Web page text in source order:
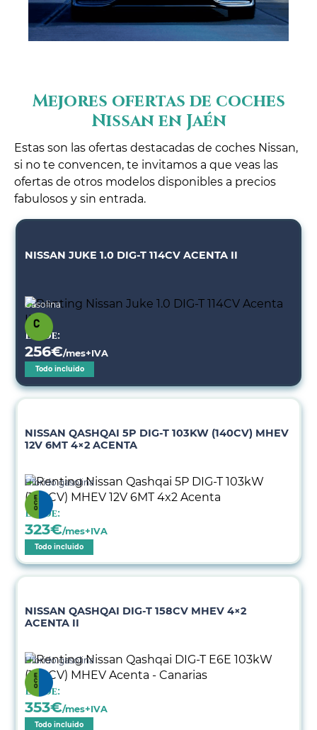
Mejores ofertas de coches
Nissan en Jaén
Estas son las ofertas destacadas de coches Nissan,
si no te convencen, te invitamos a que veas las
ofertas de otros modelos disponibles a precios
fabulosos y sin entrada.
NISSAN JUKE 1.0 DIG-T 114CV ACENTA II
Gasolina
Desde:
256€/mes+IVA
Todo incluido
NISSAN QASHQAI 5P DIG-T 103KW (140CV) MHEV
12V 6MT 4×2 ACENTA
Híbrido gasolina
Desde:
323€/mes+IVA
Todo incluido
NISSAN QASHQAI DIG-T 158CV MHEV 4×2
ACENTA II
Híbrido gasolina
Desde:
353€/mes+IVA
Todo incluido